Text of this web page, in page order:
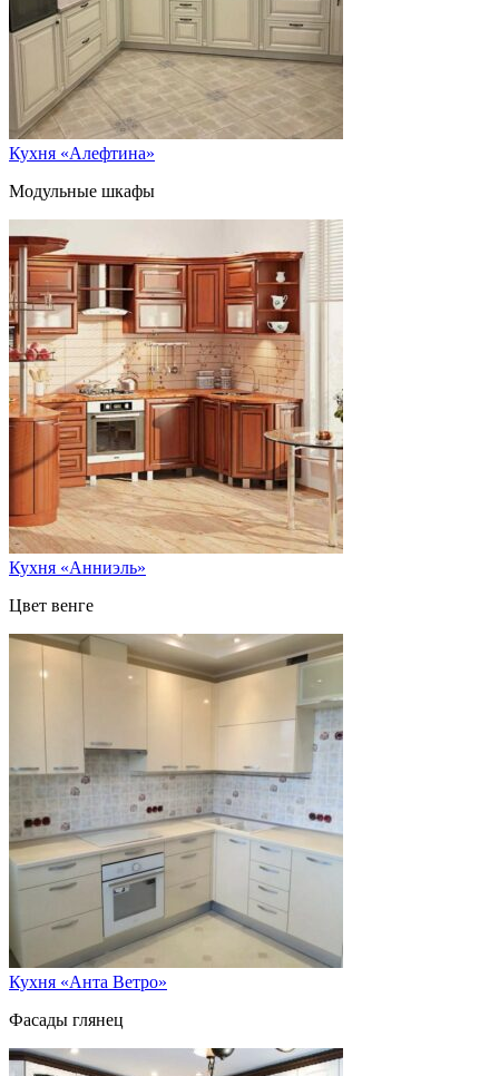
Кухня «Алефтина»
Модульные шкафы
Кухня «Анниэль»
Цвет венге
Кухня «Анта Ветро»
Фасады глянец